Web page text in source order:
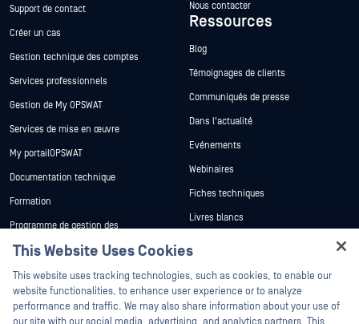
Support de contact
Créer un cas
Gestion technique des comptes
Services professionnels
Gestion de My OPSWAT
Services de mise en œuvre
My portailOPSWAT
Documentation technique
Formation
Programme de gestion des
Partenaires
Certification
Partenaires technologiques
Nous contacter
Ressources
Blog
Témoignages de clients
Communiqués de presse
Dans l'actualité
Evénements
Webinaires
Fiches techniques
Livres blancs
This Website Uses Cookies
This website uses tracking technologies, such as cookies, to enable our
website functionalities, to enhance user experience or to analyze
performance and traffic. We may also share information about your use of
Hey there!
I'm Ozzy, your OPSWAT virtual assistant.
How can I help you secure what's critical